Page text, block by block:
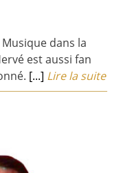
dans la
est aussi fan
[...] Lire la suite